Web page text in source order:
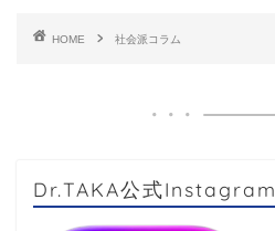
HOME 社会派コラム
Dr.TAKA公式Instagram